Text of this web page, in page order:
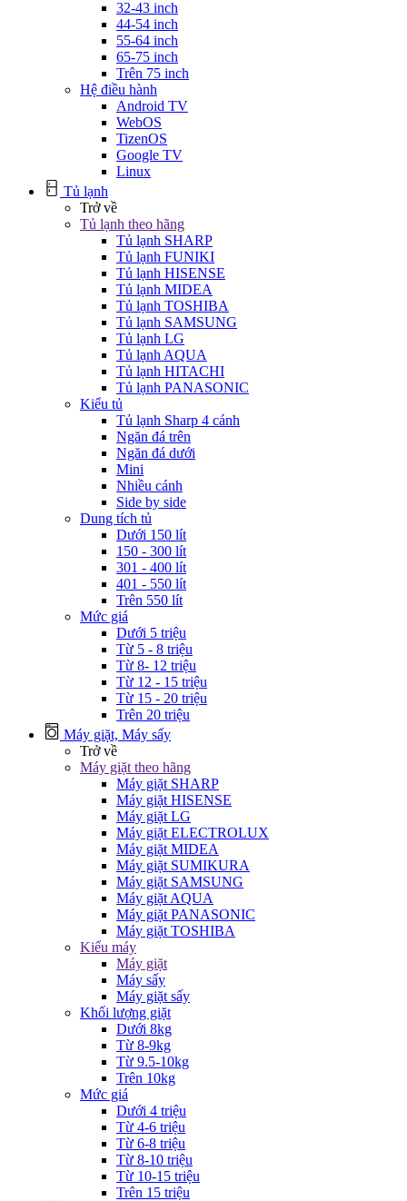
32-43 inch
44-54 inch
55-64 inch
65-75 inch
Trên 75 inch
Hệ điều hành
Android TV
WebOS
TizenOS
Google TV
Linux
Tủ lạnh
Trở về
Tủ lạnh theo hãng
Tủ lạnh SHARP
Tủ lạnh FUNIKI
Tủ lạnh HISENSE
Tủ lạnh MIDEA
Tủ lạnh TOSHIBA
Tủ lạnh SAMSUNG
Tủ lạnh LG
Tủ lạnh AQUA
Tủ lạnh HITACHI
Tủ lạnh PANASONIC
Kiểu tủ
Tủ lạnh Sharp 4 cánh
Ngăn đá trên
Ngăn đá dưới
Mini
Nhiều cánh
Side by side
Dung tích tủ
Dưới 150 lít
150 - 300 lít
301 - 400 lít
401 - 550 lít
Trên 550 lít
Mức giá
Dưới 5 triệu
Từ 5 - 8 triệu
Từ 8- 12 triệu
Từ 12 - 15 triệu
Từ 15 - 20 triệu
Trên 20 triệu
Máy giặt, Máy sấy
Trở về
Máy giặt theo hãng
Máy giặt SHARP
Máy giặt HISENSE
Máy giặt LG
Máy giặt ELECTROLUX
Máy giặt MIDEA
Máy giặt SUMIKURA
Máy giặt SAMSUNG
Máy giặt AQUA
Máy giặt PANASONIC
Máy giặt TOSHIBA
Kiểu máy
Máy giặt
Máy sấy
Máy giặt sấy
Khối lượng giặt
Dưới 8kg
Từ 8-9kg
Từ 9.5-10kg
Trên 10kg
Mức giá
Dưới 4 triệu
Từ 4-6 triệu
Từ 6-8 triệu
Từ 8-10 triệu
Từ 10-15 triệu
Trên 15 triệu